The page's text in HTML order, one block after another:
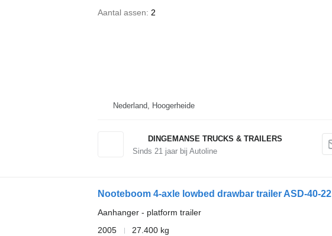
Aantal assen
2
Nederland, Hoogerheide
DINGEMANSE TRUCKS & TRAILERS
Sinds 21jaar bij Autoline
Nooteboom 4-axle lowbed drawbar trailer ASD-40-22
Aanhanger - platform trailer
2005
27.400 kg